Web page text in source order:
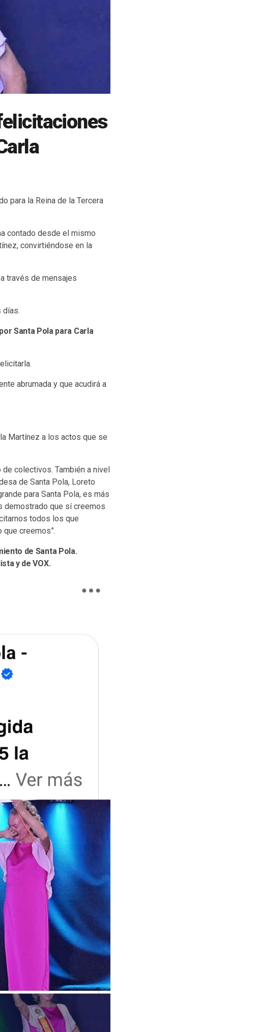
para la Reina de la Tercera
contado desde el mismo
convirtiéndose en la
través de mensajes
días.
Santa Pola para Carla
abrumada y que acudirá a
Martínez a los actos que se
colectivos. También a nivel
de Santa Pola, Loreto
para Santa Pola, es más
demostrado que sí creemos
todos los que
creemos”.
de Santa Pola.
y de VOX.